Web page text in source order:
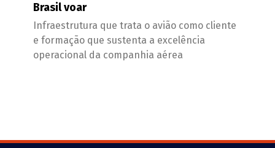
Brasil voar
Infraestrutura que trata o avião como cliente
e formação que sustenta a excelência
operacional da companhia aérea